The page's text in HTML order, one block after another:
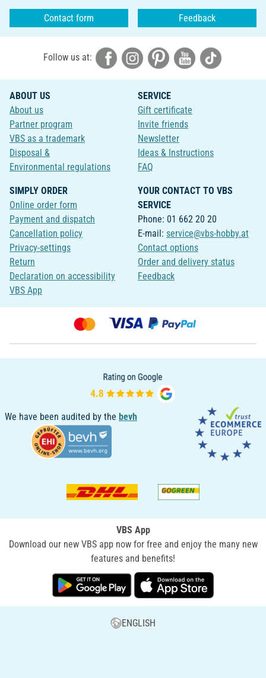
Contact form Feedback
Follow us at:
ABOUT US
About us
Partner program
VBS as a trademark
Disposal &
Environmental regulations
SERVICE
Gift certificate
Invite friends
Newsletter
Ideas & Instructions
FAQ
SIMPLY ORDER
Online order form
Payment and dispatch
Cancellation policy
Privacy-settings
Return
Declaration on accessibility
VBS App
YOUR CONTACT TO VBS
SERVICE
Phone: 01 662 20 20
E-mail: service@vbs-hobby.at
Contact options
Order and delivery status
Feedback
We have been audited by the bevh
VBS App
Download our new VBS app now for free and enjoy the many new
features and benefits!
ENGLISH